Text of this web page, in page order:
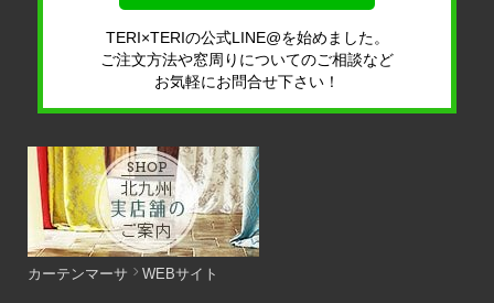
TERI×TERIの公式LINE@を始めました。
ご注文方法や窓周りについてのご相談など
お気軽にお問合せ下さい！
カーテンマーサ WEBサイト